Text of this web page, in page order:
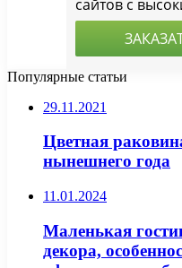
Популярные статьи
29.11.2021
Цветная
нынешнего года
11.01.2024
Маленькая
декора,